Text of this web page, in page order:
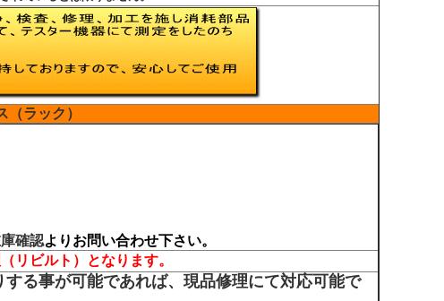
（ラック）
確認よりお問い合わせ下さい。
リビルト）となります。
る事が可能であれば、現品修理にて対応可能で